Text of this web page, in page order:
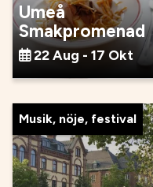
Umeå
Smakpromenad
22 Aug - 17 Okt
Musik, nöje, festival